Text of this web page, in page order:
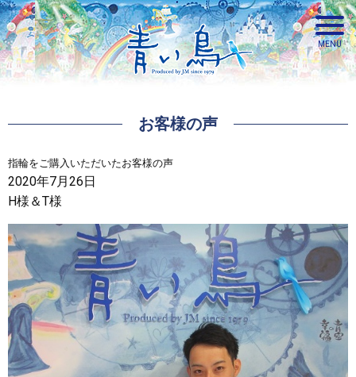
お客様の声
指輪をご購入いただいたお客様の声
2020年7月26日
H様＆T様